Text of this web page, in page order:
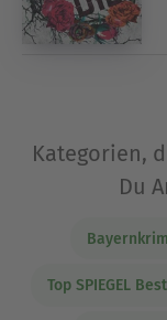
Kategorien,
Du
Top SPIEGEL